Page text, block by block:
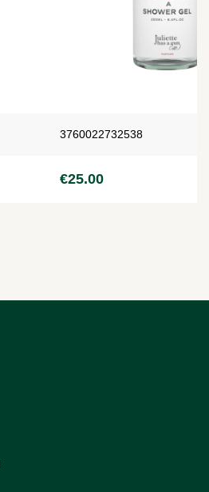
3760022732538
€25.00